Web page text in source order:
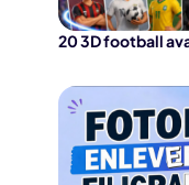
20 3D football